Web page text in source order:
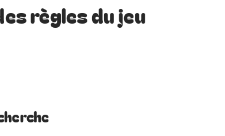
règles du jeu